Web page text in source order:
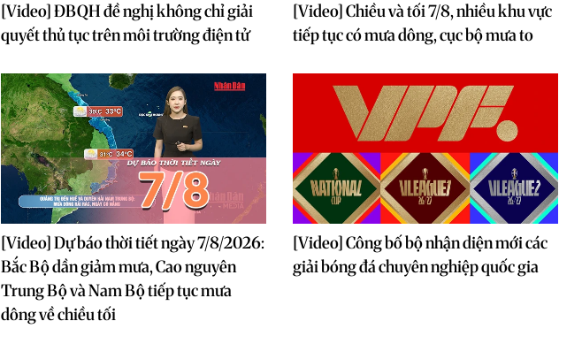
[Video] ĐBQH đề nghị không chỉ giải
quyết thủ tục trên môi trường điện tử
[Video] Chiều và tối 7/8, nhiều khu vực
tiếp tục có mưa dông, cục bộ mưa to
[Video] Dự báo thời tiết ngày 7/8/2026:
Bắc Bộ dần giảm mưa, Cao nguyên
Trung Bộ và Nam Bộ tiếp tục mưa
dông về chiều tối
[Video] Công bố bộ nhận diện mới các
giải bóng đá chuyên nghiệp quốc gia